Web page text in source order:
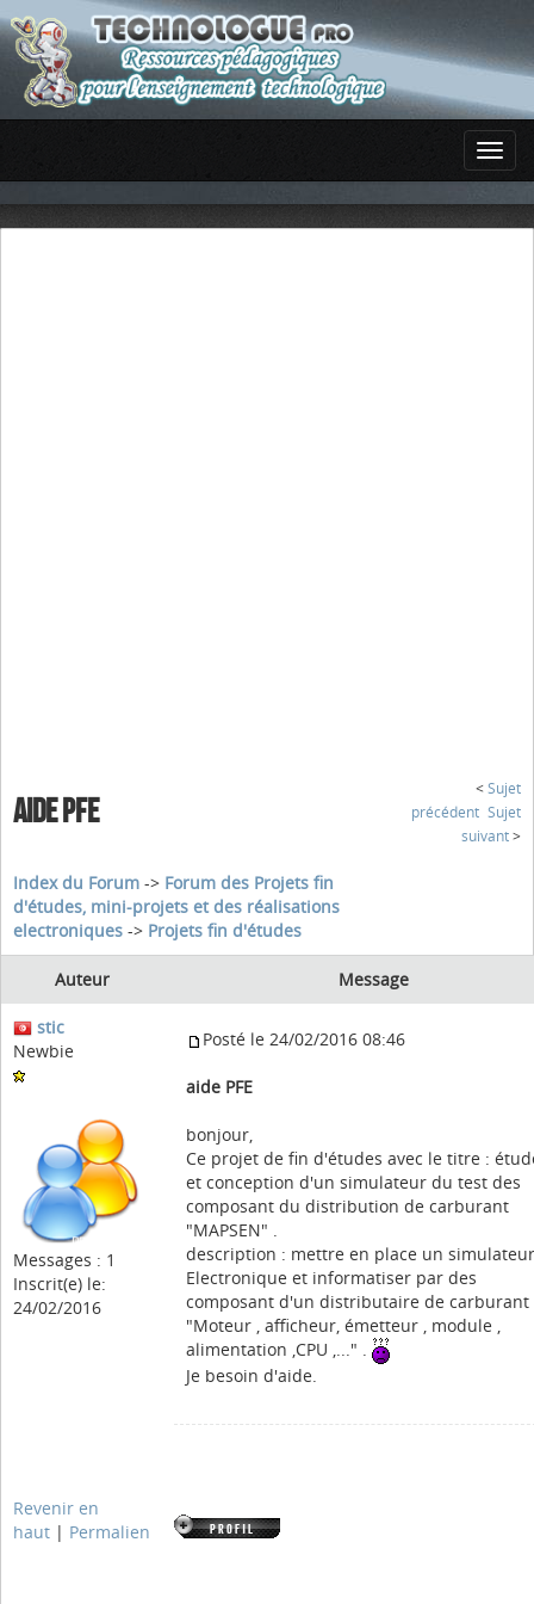
AIDE PFE
< Sujet
précédent Sujet
suivant >
Index du Forum -> Forum des Projets fin
d'études, mini-projets et des réalisations
electroniques -> Projets fin d'études
Auteur Message
stic
Newbie
Messages : 1
Inscrit(e) le:
24/02/2016
Posté le 24/02/2016 08:46
aide PFE
bonjour,
Ce projet de fin d'études avec le titre :
et conception d'un simulateur du test des
composant du distribution de carburant
"MAPSEN" .
description : mettre en place un simulateur
Electronique et informatiser par des
composant d'un distributaire de carburant
"Moteur , afficheur, émetteur , module ,
alimentation ,CPU ,..." .
Je besoin d'aide.
Revenir en
haut | Permalien